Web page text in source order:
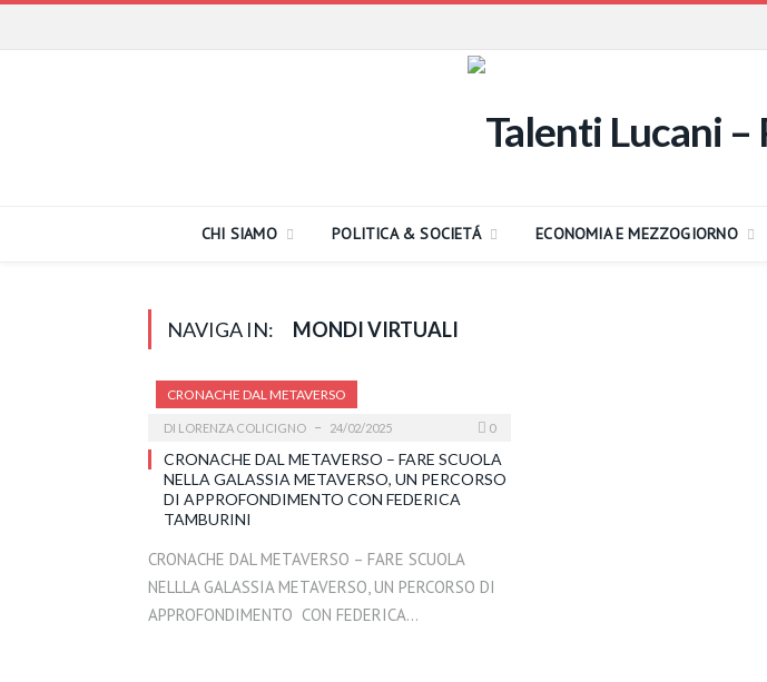
CHI SIAMO POLITICA & SOCIETÁ ECONOMIA E MEZZOGIORNO
NAVIGA IN: MONDI VIRTUALI
CRONACHE DAL METAVERSO
DI LORENZA COLICIGNO 24/02/2025 0
CRONACHE DAL METAVERSO – FARE SCUOLA
NELLA GALASSIA METAVERSO, UN PERCORSO
DI APPROFONDIMENTO CON FEDERICA
TAMBURINI
CRONACHE DAL METAVERSO – FARE SCUOLA
NELLLA GALASSIA METAVERSO, UN PERCORSO DI
APPROFONDIMENTO CON FEDERICA…